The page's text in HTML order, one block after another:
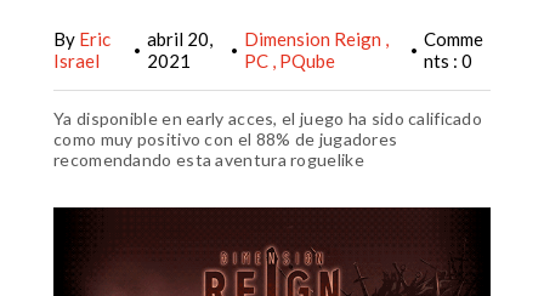
By Eric
Israel
• abril 20,
2021
• Dimension Reign
PC PQube • Comme
nts : 0
Ya disponible en early acces, el juego ha sido calificado
como muy positivo con el 88% de jugadores
recomendando esta aventura roguelike